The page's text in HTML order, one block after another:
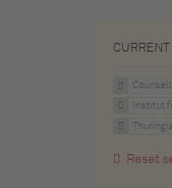
Institut
Thuringia
Reset